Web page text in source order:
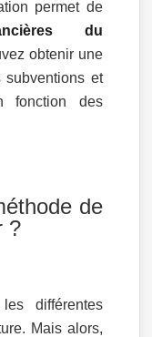
permet de
du
obtenir une
et
fonction des
de
?
différentes
Mais alors,